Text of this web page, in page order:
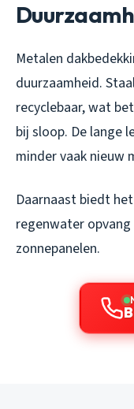
Metalen
duurzaamheid.
recyclebaar, wat
bij sloop. De lange
minder vaak nieuw
Daarnaast biedt
regenwater
zonnepanelen.